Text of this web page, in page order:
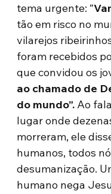
tema urgente: “
tão em risco no
vilarejos
foram recebidos
que convidou os
ao chamado de
do mundo”.Ao
lugar onde
morreram, ele
humanos, todos
desumanização.
humano nega